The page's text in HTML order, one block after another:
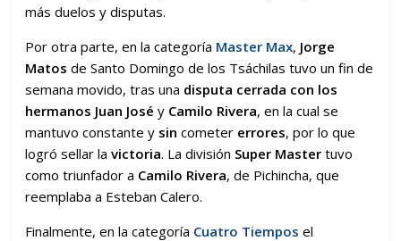
más duelos y disputas.
Por otra parte, en la categoría Master Max, Jorge
Matos de Santo Domingo de los Tsáchilas tuvo un fin de
semana movido, tras una disputa cerrada con los
hermanos Juan José y Camilo Rivera, en la cual se
mantuvo constante y sin cometer errores, por lo que
logró sellar lavictoria. La división Super Master tuvo
como triunfador a Camilo Rivera, de Pichincha, que
reemplaba a Esteban Calero.
Finalmente, en la categoría Cuatro Tiempos el